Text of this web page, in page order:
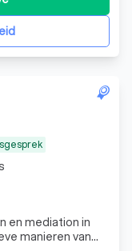
het kantoor zich
en mediation in
manieren van